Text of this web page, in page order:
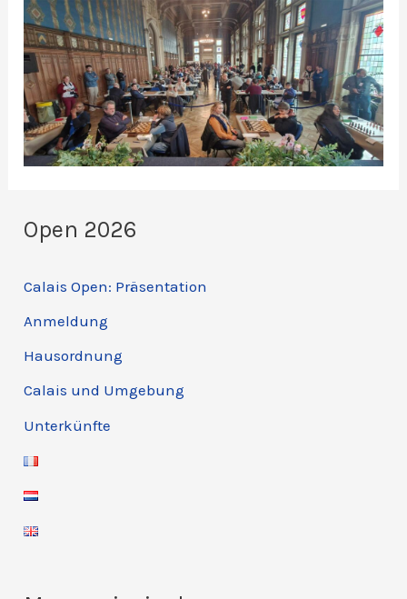
Open 2026
Calais Open: Präsentation
Anmeldung
Hausordnung
Calais und Umgebung
Unterkünfte